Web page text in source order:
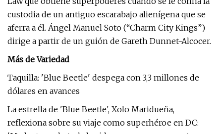
custodia de un antiguo escarabajo alienígena que se
aferra a él. Ángel Manuel Soto (“Charm City Kings”)
dirige a partir de un guión de Gareth Dunnet-Alcocer.
Más de Variedad
Taquilla: 'Blue Beetle' despega con 3,3 millones de
dólares en avances
La estrella de 'Blue Beetle', Xolo Maridueña,
reflexiona sobre su viaje como superhéroe en DC: